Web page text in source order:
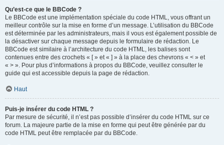
Qu’est-ce que le BBCode ?
Le BBCode est une implémentation spéciale du code HTML, vous offrant un
meilleur contrôle sur la mise en forme d’un message. L’utilisation du BBCode
est déterminée par les administrateurs, mais il vous est également possible de
la désactiver sur chaque message depuis le formulaire de rédaction. Le
BBCode est similaire à l’architecture du code HTML, les balises sont
contenues entre des crochets « [ » et « ] » à la place des chevrons « < » et
« > ». Pour plus d’informations à propos du BBCode, veuillez consulter le
guide qui est accessible depuis la page de rédaction.
Haut
Puis-je insérer du code HTML ?
Par mesure de sécurité, il n’est pas possible d’insérer du code HTML sur ce
forum. La majeure partie de la mise en forme qui peut être générée par du
code HTML peut être remplacée par du BBCode.